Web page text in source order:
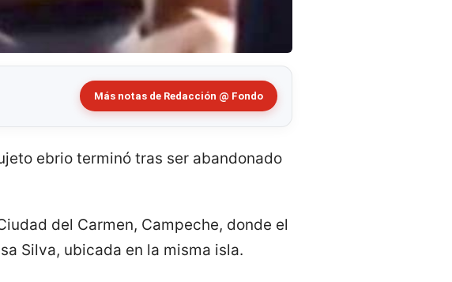
Más notas de Redacción @ Fondo
ebrio terminó tras ser abandonado
del Carmen, Campeche, donde el
Silva, ubicada en la misma isla.